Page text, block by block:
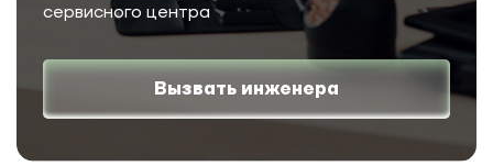
сервисного центра
Вызвать инженера